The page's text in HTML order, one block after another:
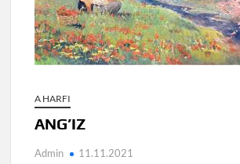
A HARFI
ANG’IZ
Admin 11.11.2021